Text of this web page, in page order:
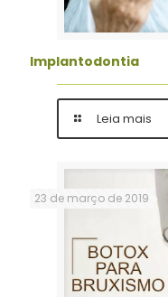
Implantodontia
Leia mais
23 de março de 2019